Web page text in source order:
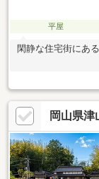
平屋
閑静な住宅街にあ
岡山県